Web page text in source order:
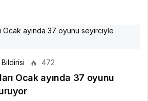
Bildirisi 472
Ocak ayında 37 oyunu